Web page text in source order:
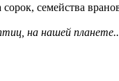
семейства
на нашей